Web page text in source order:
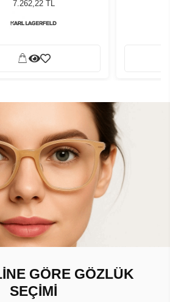
7.262,22 TL
GÖRE GÖZLÜK
SEÇİMİ